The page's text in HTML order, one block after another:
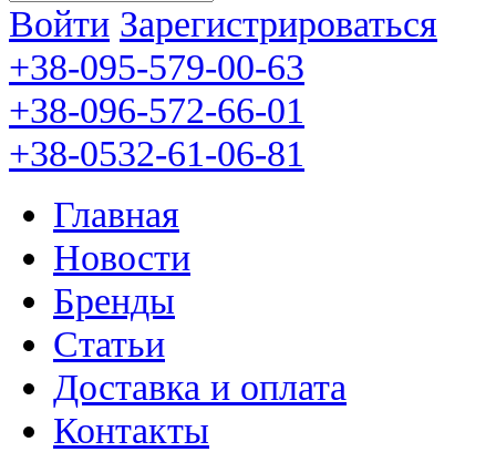
Войти Зарегистрироваться
+38-095-579-00-63
+38-096-572-66-01
+38-0532-61-06-81
Главная
Новости
Бренды
Статьи
Доставка и оплата
Контакты